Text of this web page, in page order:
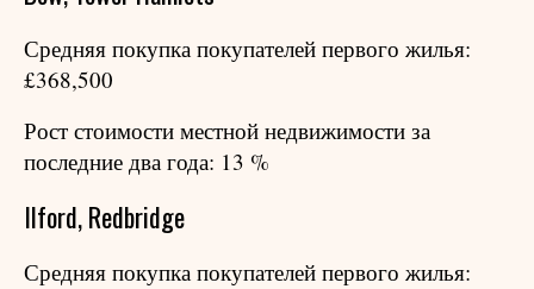
Средняя покупка покупателей первого жилья:
£368,500
Рост стоимости местной недвижимости за
последние два года: 13 %
Ilford, Redbridge
Средняя покупка покупателей первого жилья: